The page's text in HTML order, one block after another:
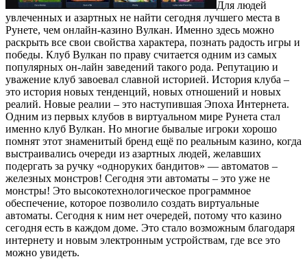
Для людей
увлеченных и азартных не найти сегодня лучшего места в
Рунете, чем онлайн-казино Вулкан. Именно здесь можно
раскрыть все свои свойства характера, познать радость игры и
победы. Клуб Вулкан по праву считается одним из самых
популярных он-лайн заведений такого рода. Репутацию и
уважение клуб завоевал славной историей. История клуба –
это история новых тенденций, новых отношений и новых
реалий. Новые реалии – это наступившая Эпоха Интернета.
Одним из первых клубов в виртуальном мире Рунета стал
именно клуб Вулкан. Но многие бывалые игроки хорошо
помнят этот знаменитый бренд ещё по реальным казино, когда
выстраивались очереди из азартных людей, желавших
подергать за ручку «одноруких бандитов» — автоматов –
железных монстров! Сегодня эти автоматы – это уже не
монстры! Это высокотехнологическое программное
обеспечение, которое позволило создать виртуальные
автоматы. Сегодня к ним нет очередей, потому что казино
сегодня есть в каждом доме. Это стало возможным благодаря
интернету и новым электронным устройствам, где все это
можно увидеть.